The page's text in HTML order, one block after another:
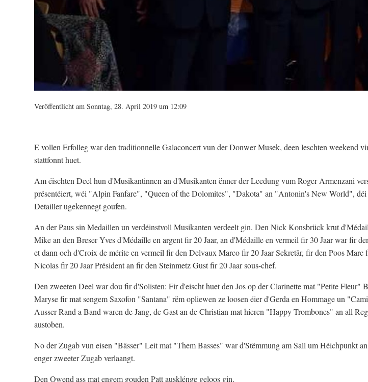
Veröffentlicht am Sonntag, 28. April 2019 um 12:09
E vollen Erfolleg war den traditionnelle Galaconcert vun der Donwer Musek, deen leschten weekend
stattfonnt huet.
Am éischten Deel hun d'Musikantinnen an d'Musikanten ënner der Leedung vum Roger Armenzani
présentéiert, wéi "Alpin Fanfare", "Queen of the Dolomites", "Dakota" an "Antonin's New World",
Detailler ugekennegt goufen.
An der Paus sin Medaillen un verdéinstvoll Musikanten verdeelt gin. Den Nick Konsbrück krut
Mike an den Breser Yves d'Médaille en argent fir 20 Jaar, an d'Médaille en vermeil fir 30 Jaar war fir
et dann och d'Croix de mérite en vermeil fir den Delvaux Marco fir 20 Jaar Sekretär, fir den Poos
Nicolas fir 20 Jaar Président an fir den Steinmetz Gust fir 20 Jaar sous-chef.
Den zweeten Deel war dou fir d'Solisten: Fir d'eischt huet den Jos op der Clarinette mat "Petite Fleur"
Maryse fir mat sengem Saxofon "Santana" rëm opliewen ze loosen éier d'Gerda en Hommage un
Ausser Rand a Band waren de Jang, de Gast an de Christian mat hieren "Happy Trombones" an all
austoben.
No der Zugab vun eisen "Bässer" Leit mat "Them Basses" war d'Stëmmung am Sall um Héichpunkt
enger zweeter Zugab verlaangt.
Den Owend ass mat engem gouden Patt ausklénge geloos gin.